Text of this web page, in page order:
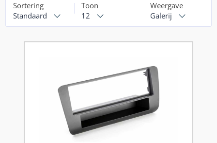
Sortering
Standaard
Toon
12
Weergave
Galerij